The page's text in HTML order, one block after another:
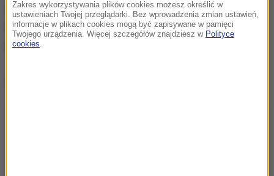
zbadanie ciał, zebranie jak najwięcej informacji, tak
by możliwe było przeprowadzenie identyfikacji oraz
pochowanie zmarłych.
Zakres wykorzystywania plików cookies możesz określić w
ustawieniach Twojej przeglądarki. Bez wprowadzenia zmian ustawień,
informacje w plikach cookies mogą być zapisywane w pamięci
Twojego urządzenia. Więcej szczegółów znajdziesz w Polityce
cookies.